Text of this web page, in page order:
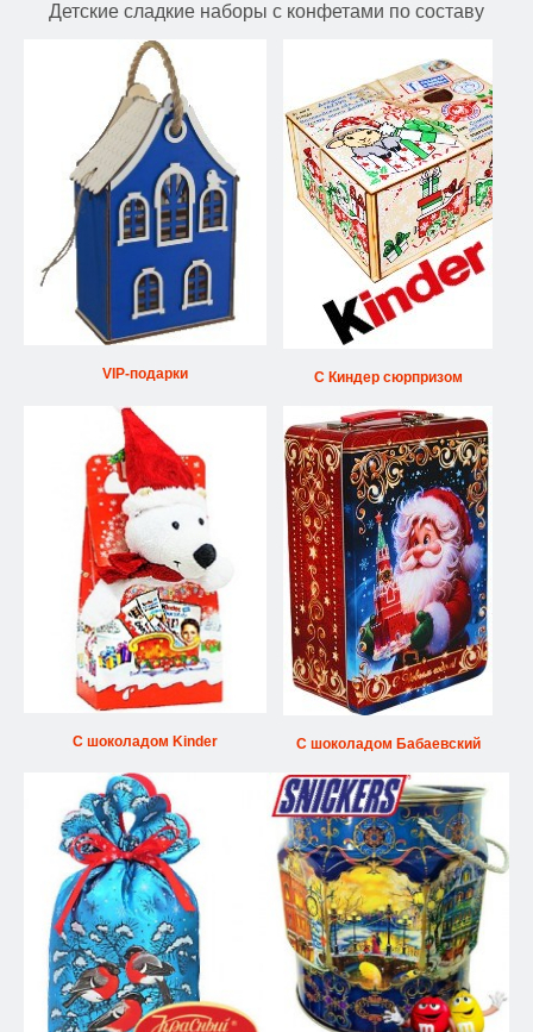
Детские сладкие наборы с конфетами по составу
VIP-подарки С Киндер сюрпризом
С шоколадом Kinder С шоколадом Бабаевский